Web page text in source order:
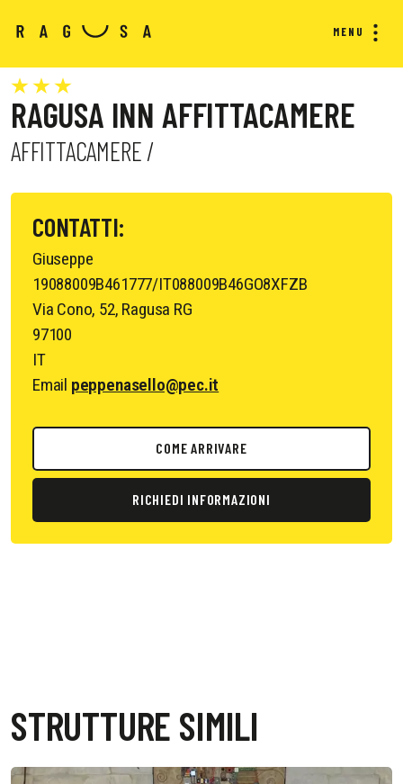
MENU
RAGUSA INN AFFITTACAMERE
AFFITTACAMERE /
CONTATTI:
Giuseppe
19088009B461777/IT088009B46GO8XFZB
Via Cono, 52, Ragusa RG
97100
IT
Email peppenasello@pec.it
COME ARRIVARE
RICHIEDI INFORMAZIONI
STRUTTURE SIMILI